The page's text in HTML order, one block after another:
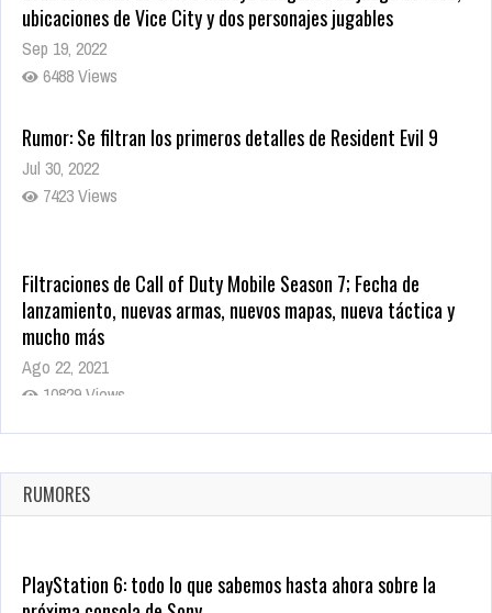
ubicaciones de Vice City y dos personajes jugables
Sep 19, 2022
6488 Views
Rumor: Se filtran los primeros detalles de Resident Evil 9
Jul 30, 2022
7423 Views
Filtraciones de Call of Duty Mobile Season 7; Fecha de
lanzamiento, nuevas armas, nuevos mapas, nueva táctica y
mucho más
Ago 22, 2021
10829 Views
La configuración de Call of Duty 2021 aparentemente ya fue
Ago 8, 2021
10010 Views
RUMORES
PlayStation 6: todo lo que sabemos hasta ahora sobre la